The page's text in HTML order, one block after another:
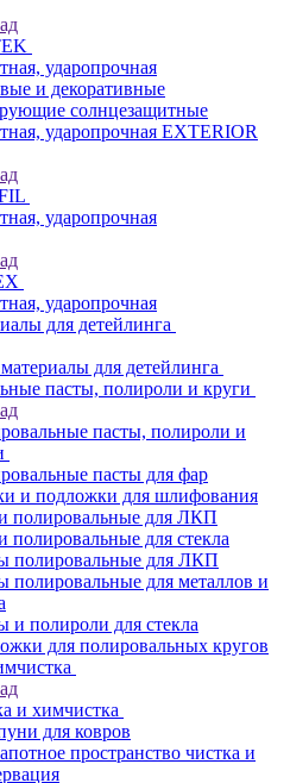
ударопрочная
и декоративные
солнцезащитные
ударопрочная EXTERIOR
ударопрочная
ударопрочная
для детейлинга
для детейлинга
пасты, полироли и круги
пасты, полироли и
пасты для фар
и подложки для шлифования
полировальные для ЛКП
полировальные для стекла
полировальные для ЛКП
полировальные для металлов и
и полироли для стекла
для полировальных кругов
и химчистка
для ковров
пространство чистка и